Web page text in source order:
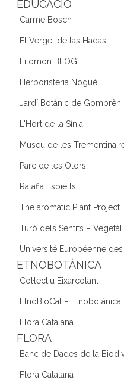
EDUCACIÓ
Carme Bosch
El Vergel de las Hadas
Fitomon BLOG
Herboristeria Nogué
Jardí Botànic de Gombrèn
L'Hort de la Sínia
Museu de les
Parc de les Olors
Ratafia Espiells
The aromatic Plant Project
Turó dels Sentits –
Université Européenne
ETNOBOTÀNICA
Col·lectiu Eixarcolant
EtnoBioCat – Etnobotànica
Flora Catalana
FLORA
Banc de Dades de la
Flora Catalana